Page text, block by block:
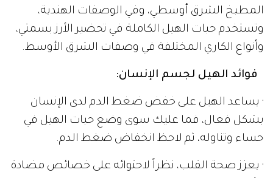
المطبخ الشرق أوسطي، وفي الوصفات الهندية،
وتستخدم حبات الهيل الكاملة في تحضير الأرز بسمتي،
وأنواع الكاري المختلفة في وصفات الشرق الأوسط.
فوائد الهيل لجسم الإنسان:
· يساعد الهيل على خفض ضغط الدم لدى الإنسان
بشكل فعال، فما عليك سوى وضع حبات الهيل في
حساء وتناوله، ثم لاحظ انخفاض ضغط الدم.
· يعزز صحة القلب، نظراً لاحتوائه على خصائص مضادة